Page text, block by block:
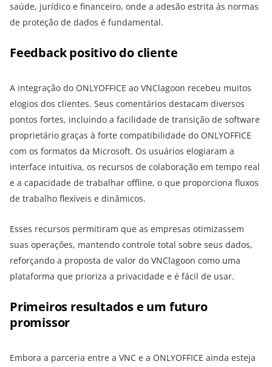
saúde, jurídico e financeiro, onde a adesão estrita às normas
de proteção de dados é fundamental.
Feedback positivo do cliente
A integração do ONLYOFFICE ao VNClagoon recebeu muitos
elogios dos clientes. Seus comentários destacam diversos
pontos fortes, incluindo a facilidade de transição de software
proprietário graças à forte compatibilidade do ONLYOFFICE
com os formatos da Microsoft. Os usuários elogiaram a
interface intuitiva, os recursos de colaboração em tempo real
e a capacidade de trabalhar offline, o que proporciona fluxos
de trabalho flexíveis e dinâmicos.
Esses recursos permitiram que as empresas otimizassem
suas operações, mantendo controle total sobre seus dados,
reforçando a proposta de valor do VNClagoon como uma
plataforma que prioriza a privacidade e é fácil de usar.
Primeiros resultados e um futuro
promissor
Embora a parceria entre a VNC e a ONLYOFFICE ainda esteja